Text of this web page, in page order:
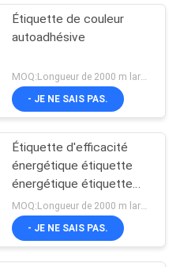
de
14
34
Étiquette de couleur
autoadhésive
MOQ:Longueur de 2000 m largeur de 1070 mm
- JE NE SAIS PAS.
Étiquette d'efficacité
énergétique étiquette
énergétique étiquette
thermique adhésive
autocollant evergy pour
les produits blancs
MOQ:Longueur de 2000 m largeur de 1070 mm
- JE NE SAIS PAS.